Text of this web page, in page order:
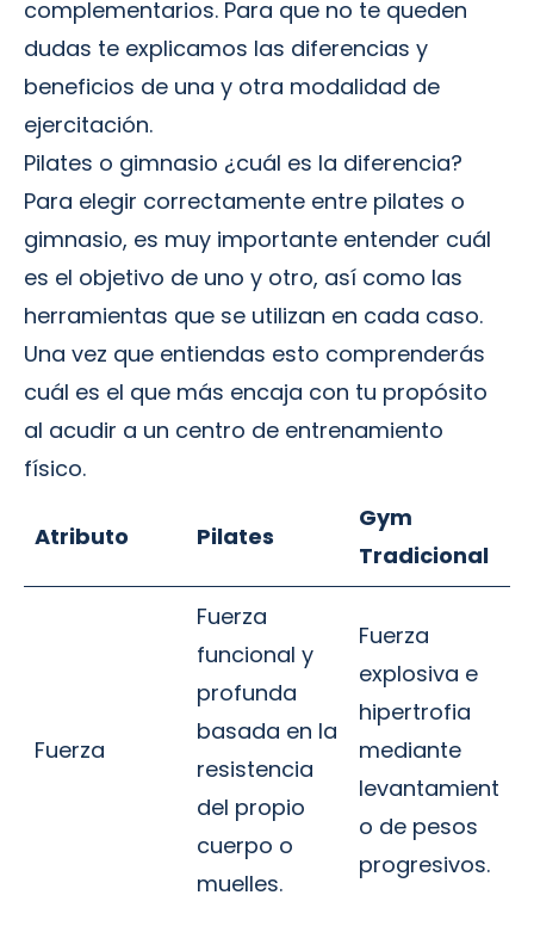
complementarios. Para que no te queden
dudas te explicamos las diferencias y
beneficios de una y otra modalidad de
ejercitación.
Pilates o gimnasio ¿cuál es la diferencia?
Para elegir correctamente entre pilates o
gimnasio, es muy importante entender cuál
es el objetivo de uno y otro, así como las
herramientas que se utilizan en cada caso.
Una vez que entiendas esto comprenderás
cuál es el que más encaja con tu propósito
al acudir a un centro de entrenamiento
físico.
Atributo Pilates
Gym
Tradicional
Fuerza
Fuerza
funcional y
profunda
basada en la
resistencia
del propio
cuerpo o
muelles.
Fuerza
explosiva e
hipertrofia
mediante
levantamient
o de pesos
progresivos.